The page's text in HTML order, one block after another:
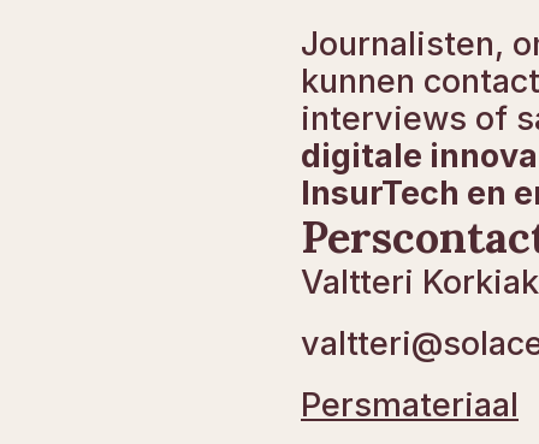
Journalisten,
kunnen
digitale
InsurTech en
Valtteri
Persmateriaal